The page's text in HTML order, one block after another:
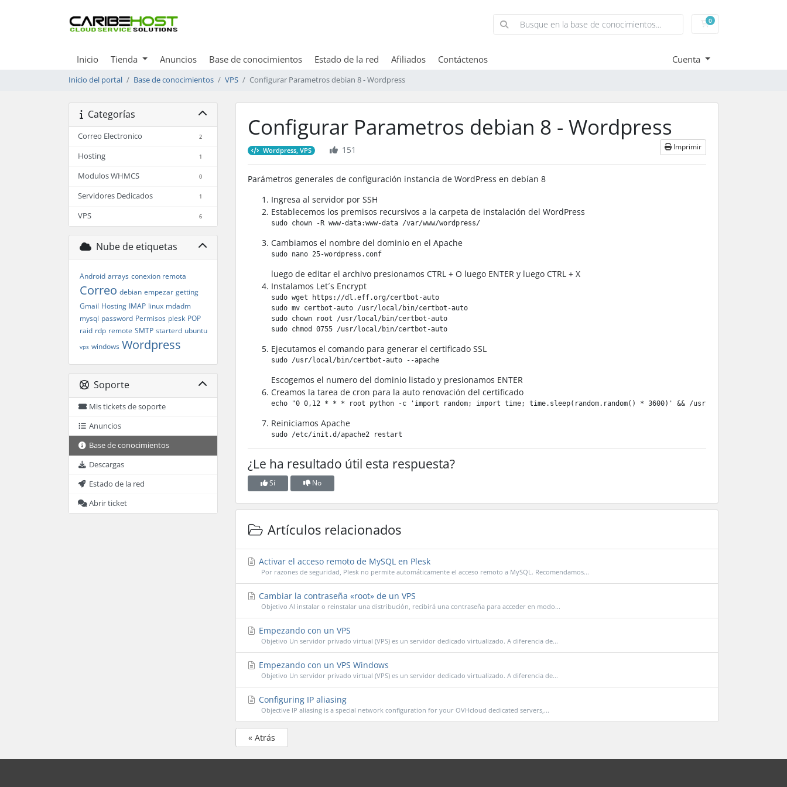
0Carrito
Inicio Tienda Anuncios Base de conocimientos Estado de la red Afiliados Contáctenos Cuenta
Inicio del portal Base de conocimientos VPS Configurar Parametros debian 8 - Wordpress
Categorías
Correo Electronico 2
Hosting 1
Modulos WHMCS 0
Servidores Dedicados 1
VPS 6
Nube de etiquetas
Android arrays conexion remota
Correo debian empezar getting
Gmail Hosting IMAP linux mdadm
mysql password Permisos plesk POP
raid rdp remote SMTP starterd ubuntu
vps windows Wordpress
Soporte
Mis tickets de soporte
Anuncios
Base de conocimientos
Descargas
Estado de la red
Abrir ticket
Configurar Parametros debian 8 - Wordpress
Imprimir
Wordpress, VPS 151
Parámetros generales de configuración instancia de WordPress en debían 8
Ingresa al servidor por SSH
Establecemos los premisos recursivos a la carpeta de instalación del WordPress
sudo chown -R www-data:www-data /var/www/wordpress/​
Cambiamos el nombre del dominio en el Apache
sudo nano 25-wordpress.conf​
luego de editar el archivo presionamos CTRL + O luego ENTER y luego CTRL + X
Instalamos Let´s Encrypt
sudo wget https://dl.eff.org/certbot-auto
sudo mv certbot-auto /usr/local/bin/certbot-auto
sudo chown root /usr/local/bin/certbot-auto
sudo chmod 0755 /usr/local/bin/certbot-auto​
Ejecutamos el comando para generar el certificado SSL
sudo /usr/local/bin/certbot-auto --apache​
Escogemos el numero del dominio listado y presionamos ENTER
Creamos la tarea de cron para la auto renovación del certificado
echo "0 0,12 * * * root python -c 'import random; import time; time.sleep(random.random() * 3600)' && /usr/local/bin/
Reiniciamos Apache
sudo /etc/init.d/apache2 restart​
¿Le ha resultado útil esta respuesta?
Sí No
Artículos relacionados
Activar el acceso remoto de MySQL en Plesk
Por razones de seguridad, Plesk no permite automáticamente el acceso remoto a MySQL. Recomendamos...
Cambiar la contraseña «root» de un VPS
Objetivo Al instalar o reinstalar una distribución, recibirá una contraseña para acceder en modo...
Empezando con un VPS
Objetivo Un servidor privado virtual (VPS) es un servidor dedicado virtualizado. A diferencia de...
Empezando con un VPS Windows
Objetivo Un servidor privado virtual (VPS) es un servidor dedicado virtualizado. A diferencia de...
Configuring IP aliasing
Objective IP aliasing is a special network configuration for your OVHcloud dedicated servers,...
« Atrás